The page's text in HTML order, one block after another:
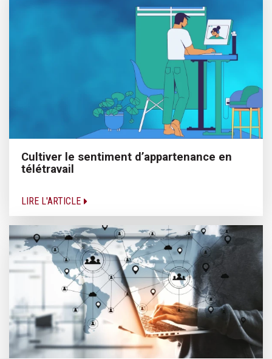
Cultiver le sentiment d’appartenance en
télétravail
LIRE L'ARTICLE